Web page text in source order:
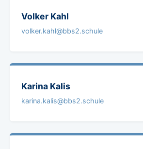
Volker Kahl
volker.kahl@bbs2.schule
Karina Kalis
karina.kalis@bbs2.schule